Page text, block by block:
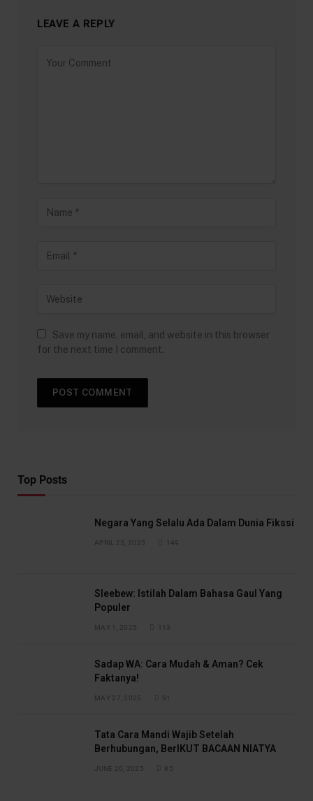
LEAVE A REPLY
Save my name, email, and website in this browser
for the next time I comment.
Top Posts
Negara Yang Selalu Ada Dalam Dunia Fikssi
APRIL 25, 2025 149
Sleebew: Istilah Dalam Bahasa Gaul Yang
Populer
MAY 1, 2025 113
Sadap WA: Cara Mudah & Aman? Cek
Faktanya!
MAY 27, 2025 91
Tata Cara Mandi Wajib Setelah
Berhubungan, BerIKUT BACAAN NIATYA
JUNE 20, 2025 85